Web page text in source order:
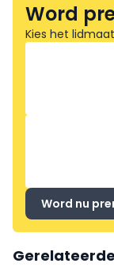
Word
Kies het
Word nu